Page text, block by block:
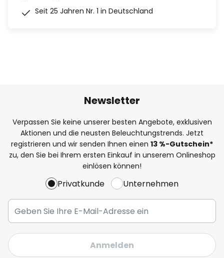
Seit 25 Jahren Nr. 1 in Deutschland
Newsletter
Verpassen Sie keine unserer besten Angebote, exklusiven
Aktionen und die neusten Beleuchtungstrends. Jetzt
registrieren und wir senden Ihnen einen 13 %-Gutschein*
zu, den Sie bei Ihrem ersten Einkauf in unserem Onlineshop
einlösen können!
Privatkunde Unternehmen
Anmelden